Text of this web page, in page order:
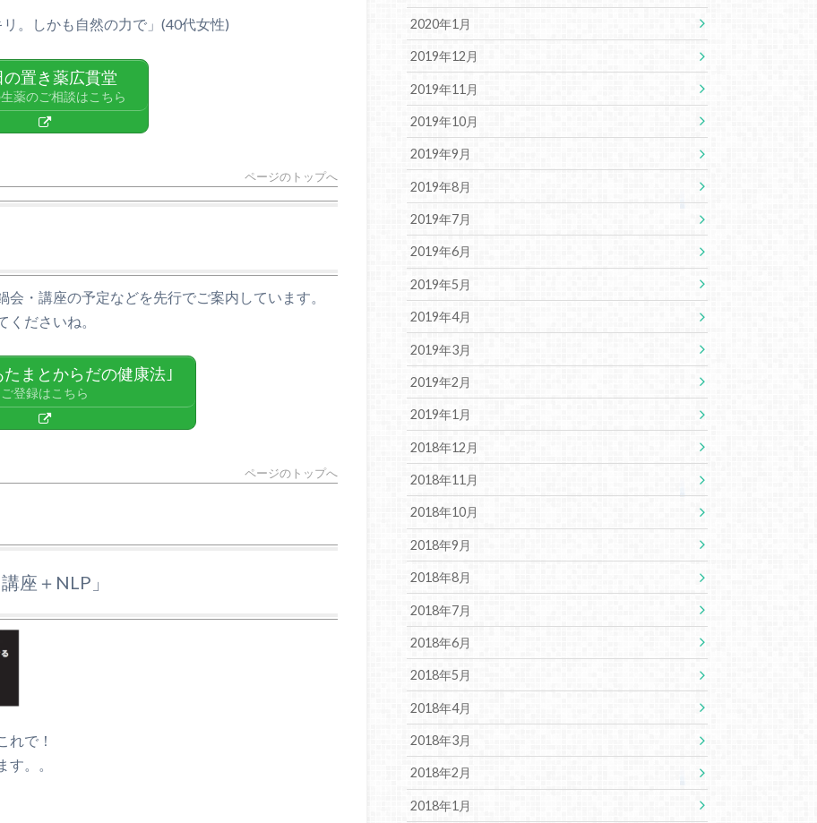
。しかも自然の力で」(40代女性)
の置き薬広貫堂
薬のご相談はこちら
ページのトップへ
・講座の予定などを先行でご案内しています。
ださいね。
たまとからだの健康法｣
ご登録はこちら
ページのトップへ
座＋NLP」
れで！
。。
2020年1月
2019年12月
2019年11月
2019年10月
2019年9月
2019年8月
2019年7月
2019年6月
2019年5月
2019年4月
2019年3月
2019年2月
2019年1月
2018年12月
2018年11月
2018年10月
2018年9月
2018年8月
2018年7月
2018年6月
2018年5月
2018年4月
2018年3月
2018年2月
2018年1月